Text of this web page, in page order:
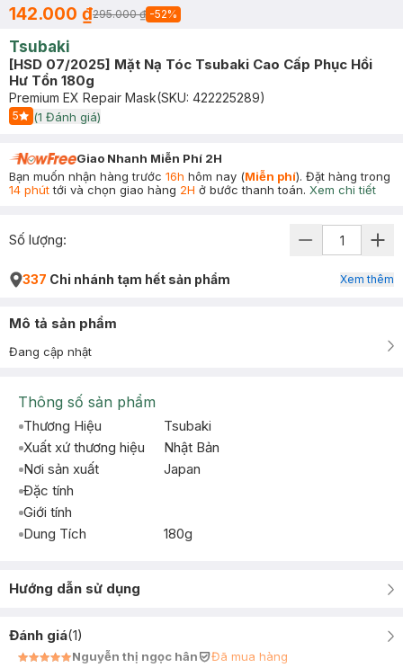
142.000 ₫295.000 ₫ -52%
Tsubaki
[HSD 07/2025] Mặt Nạ Tóc Tsubaki Cao Cấp Phục Hồi
Hư Tổn 180g
Premium EX Repair Mask(SKU: 422225289)
5
Start Icon
(1 Đánh giá)
Giao Nhanh Miễn Phí 2H
Bạn muốn nhận hàng trước 16h hôm nay (Miễn phí). Đặt hàng trong
14 phúttới và chọn giao hàng 2H ở bước thanh toán. Xem chi tiết
Số lượng:
337 Chi nhánh tạm hết sản phẩm Xem thêm
Mô tả sản phẩm
Đang cập nhật
Thông số sản phẩm
Thương Hiệu
Tsubaki
Xuất xứ thương hiệu
Nhật Bản
Nơi sản xuất
Japan
Đặc tính
Giới tính
Dung Tích
180g
Hướng dẫn sử dụng
Đánh giá(1)
Nguyễn thị ngọc hân
Đã mua hàng